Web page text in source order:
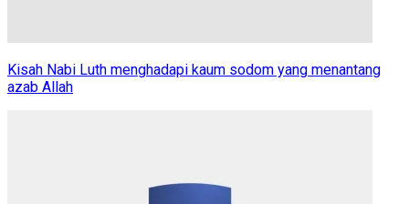
Kisah Nabi Luth menghadapi kaum sodom yang menantang
azab Allah